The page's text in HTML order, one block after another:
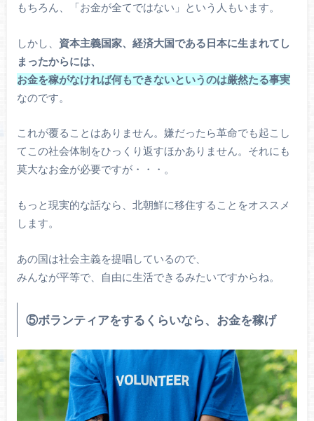
もちろん、「お金が全てではない」という人もいます。
しかし、 資本主義国家、経済大国である日本に生まれてし
まったからには、
お金を稼がなければ何もできないというのは厳然たる事実
なのです。
これが覆ることはありません。嫌だったら革命でも起こし
てこの社会体制をひっくり返すほかありません。それにも
莫大なお金が必要ですが・・・。
もっと現実的な話なら、北朝鮮に移住することをオススメ
します。
あの国は社会主義を提唱しているので、
みんなが平等で、自由に生活できるみたいですからね。
⑤ボランティアをするくらいなら、お金を稼げ